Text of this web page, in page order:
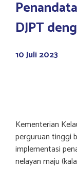
DJPT
10 Juli 2023
Kementerian
perguruan tinggi
implementasi
nelayan maju